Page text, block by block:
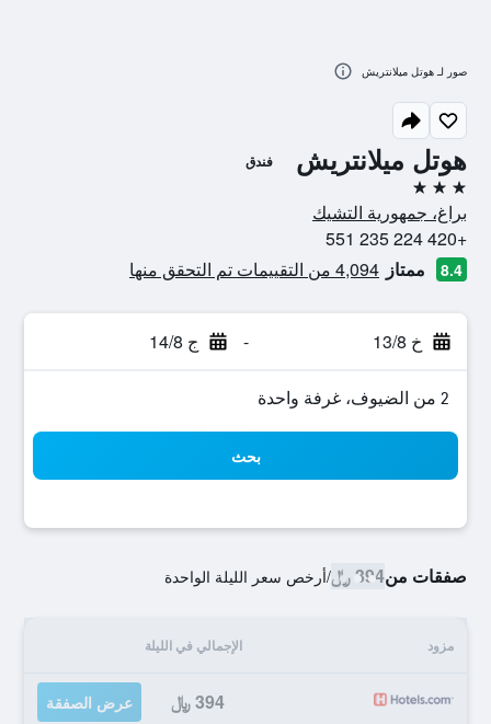
هوتل ميلانتريش فندق
3 نجوم
براغ، جمهورية التشيك
+420 224 235 551
8.4 ممتاز 4,094 من التقييمات تم التحقق منها
خ 13/8 - ج 14/8
2 من الضيوف، غرفة واحدة
بحث
صفقات من394 ﷼ /أرخص سعر الليلة الواحدة
مزود الإجمالي في الليلة
394 ﷼ عرض الصفقة
صور لـ هوتل ميلانتريش